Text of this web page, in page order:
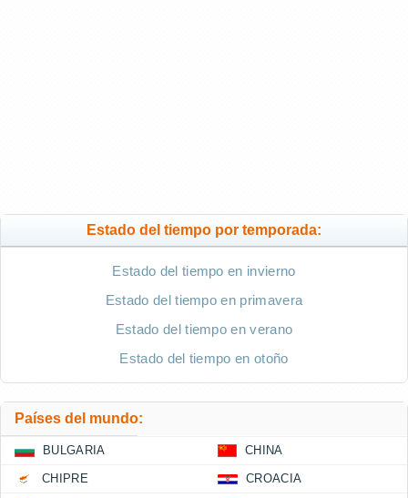
Estado del tiempo por temporada:
Estado del tiempo en invierno
Estado del tiempo en primavera
Estado del tiempo en verano
Estado del tiempo en otoño
Países del mundo:
BULGARIA CHINA
CHIPRE CROACIA